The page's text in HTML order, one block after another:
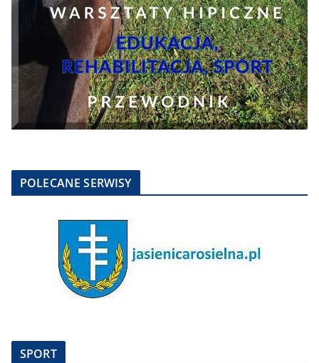
POLECANE SERWISY
SPORT